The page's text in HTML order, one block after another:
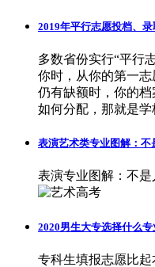
2019年平行志愿投档、
多数省份实行“平行
你时，从你的第一
仍有缺额时，你的
如何分配，那就是学
表演艺术类专业图解：不
表演专业图解：不
2020男生大专选择什么
专科生填报志愿比起